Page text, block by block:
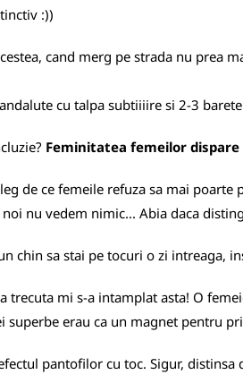
:))
cand merg pe strada nu prea
cu talpa subtiiiire si 2-3
Feminitatea femeilor dispare
de ce femeile refuza sa mai
nu vedem nimic... Abia daca
chin sa stai pe tocuri o zi intreaga,
trecuta mi s-a intamplat asta! O
superbe erau ca un magnet pentru
pantofilor cu toc. Sigur,